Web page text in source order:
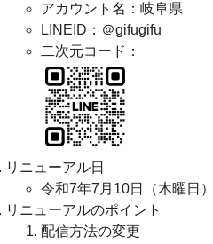
アカウント名：岐阜県
LINEID：＠gifugifu
二次元コード：
リニューアル日
令和7年7月10日（木曜日）
リニューアルのポイント
配信方法の変更